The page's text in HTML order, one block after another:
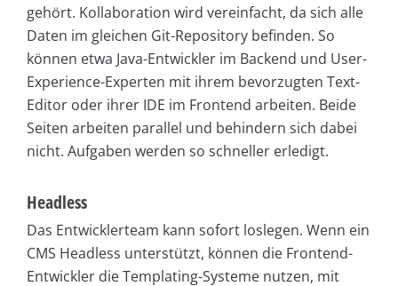
gehört. Kollaboration wird vereinfacht, da sich alle
Daten im gleichen Git-Repository befinden. So
können etwa Java-Entwickler im Backend und User-
Experience-Experten mit ihrem bevorzugten Text-
Editor oder ihrer IDE im Frontend arbeiten. Beide
Seiten arbeiten parallel und behindern sich dabei
nicht. Aufgaben werden so schneller erledigt.
Headless
Das Entwicklerteam kann sofort loslegen. Wenn ein
CMS Headless unterstützt, können die Frontend-
Entwickler die Templating-Systeme nutzen, mit